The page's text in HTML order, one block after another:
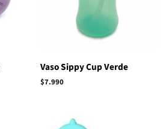
Vaso Sippy Cup Verde
Precio
$7.990